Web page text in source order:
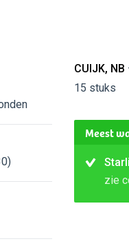
CUIJK, NB
15 stuks
Meest
zie